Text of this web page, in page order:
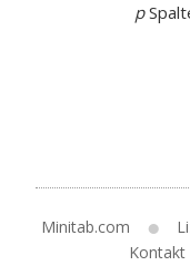
p
Minitab.com
Kontakt